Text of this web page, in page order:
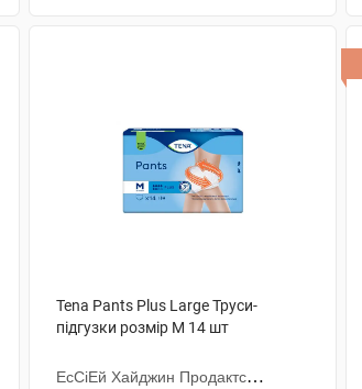
Tena Pants Plus Large Труси-
підгузки розмір M 14 шт
ЕсСіЕй Хайджин Продактс